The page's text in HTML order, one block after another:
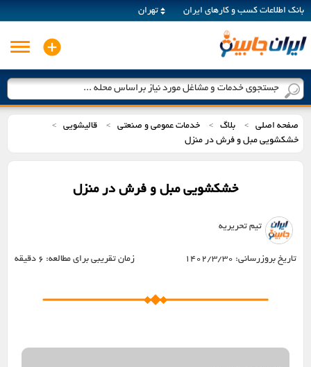
بانک اطلاعات کسب و کارهای ایران تهران
جستجوی خدمات و مشاغل مورد نیاز براساس محله ...
صفحه اصلی > بلاگ > خدمات عمومی و صنعتی > قالیشویی >
خشکشویی مبل و فرش در منزل
خشکشویی مبل و فرش در منزل
تیم تحریریه
تاریخ بروزرسانی: 1402/3/30 زمان تقریبی برای مطالعه: 6 دقیقه